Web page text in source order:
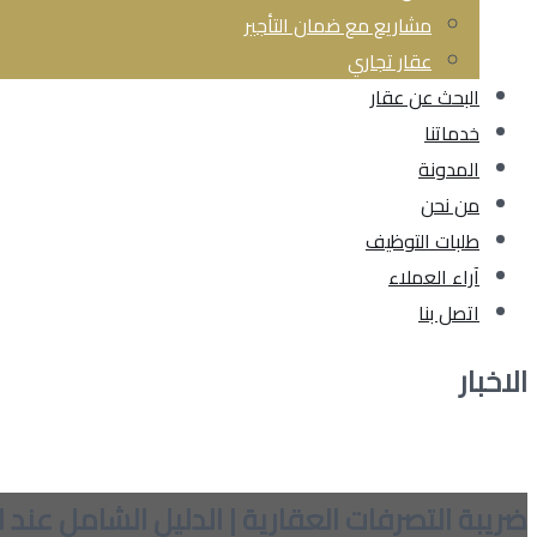
مشاريع مع ضمان التأجير
عقار تجاري
البحث عن عقار
خدماتنا
المدونة
من نحن
طلبات التوظيف
آراء العملاء
اتصل بنا
الاخبار
ضريبة التصرفات العقارية | الدليل الشامل عند